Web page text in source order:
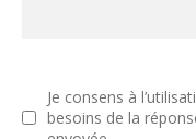
Je consens à
besoins de la